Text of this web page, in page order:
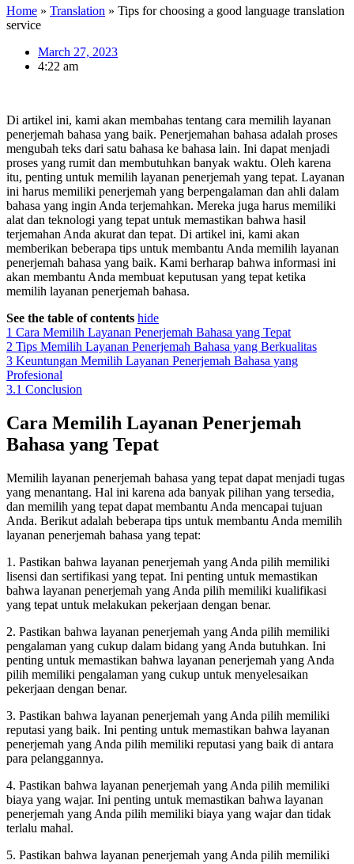
Home » Translation » Tips for choosing a good language translation
service
March 27, 2023
4:22 am
Di artikel ini, kami akan membahas tentang cara memilih layanan
penerjemah bahasa yang baik. Penerjemahan bahasa adalah proses
mengubah teks dari satu bahasa ke bahasa lain. Ini dapat menjadi
proses yang rumit dan membutuhkan banyak waktu. Oleh karena
itu, penting untuk memilih layanan penerjemah yang tepat. Layanan
ini harus memiliki penerjemah yang berpengalaman dan ahli dalam
bahasa yang ingin Anda terjemahkan. Mereka juga harus memiliki
alat dan teknologi yang tepat untuk memastikan bahwa hasil
terjemahan Anda akurat dan tepat. Di artikel ini, kami akan
memberikan beberapa tips untuk membantu Anda memilih layanan
penerjemah bahasa yang baik. Kami berharap bahwa informasi ini
akan membantu Anda membuat keputusan yang tepat ketika
memilih layanan penerjemah bahasa.
See the table of contents hide
1 Cara Memilih Layanan Penerjemah Bahasa yang Tepat
2 Tips Memilih Layanan Penerjemah Bahasa yang Berkualitas
3 Keuntungan Memilih Layanan Penerjemah Bahasa yang
Profesional
3.1 Conclusion
Cara Memilih Layanan Penerjemah
Bahasa yang Tepat
Memilih layanan penerjemah bahasa yang tepat dapat menjadi tugas
yang menantang. Hal ini karena ada banyak pilihan yang tersedia,
dan memilih yang tepat dapat membantu Anda mencapai tujuan
Anda. Berikut adalah beberapa tips untuk membantu Anda memilih
layanan penerjemah bahasa yang tepat:
1. Pastikan bahwa layanan penerjemah yang Anda pilih memiliki
lisensi dan sertifikasi yang tepat. Ini penting untuk memastikan
bahwa layanan penerjemah yang Anda pilih memiliki kualifikasi
yang tepat untuk melakukan pekerjaan dengan benar.
2. Pastikan bahwa layanan penerjemah yang Anda pilih memiliki
pengalaman yang cukup dalam bidang yang Anda butuhkan. Ini
penting untuk memastikan bahwa layanan penerjemah yang Anda
pilih memiliki pengalaman yang cukup untuk menyelesaikan
pekerjaan dengan benar.
3. Pastikan bahwa layanan penerjemah yang Anda pilih memiliki
reputasi yang baik. Ini penting untuk memastikan bahwa layanan
penerjemah yang Anda pilih memiliki reputasi yang baik di antara
para pelanggannya.
4. Pastikan bahwa layanan penerjemah yang Anda pilih memiliki
biaya yang wajar. Ini penting untuk memastikan bahwa layanan
penerjemah yang Anda pilih memiliki biaya yang wajar dan tidak
terlalu mahal.
5. Pastikan bahwa layanan penerjemah yang Anda pilih memiliki